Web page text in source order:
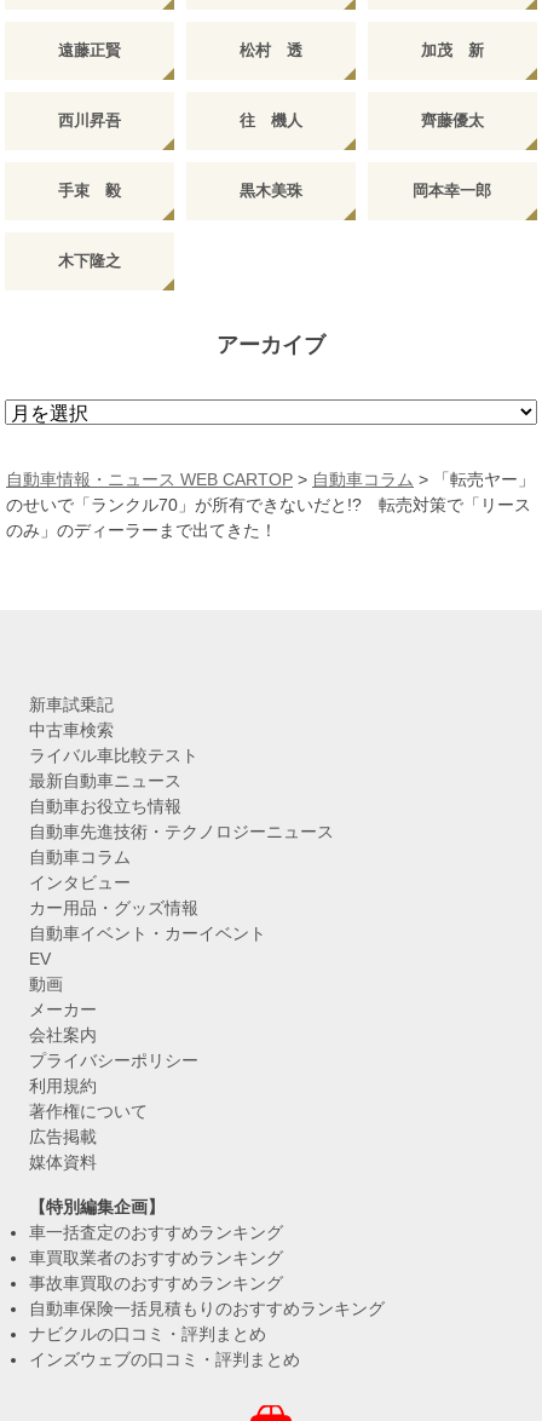
遠藤正賢 松村 透 加茂 新
西川昇吾 往 機人 齊藤優太
手束 毅 黒木美珠 岡本幸一郎
木下隆之
アーカイブ
ア
カ
イ
ブ
自動車情報・ニュース WEB CARTOP > 自動車コラム >
「転売ヤー」
のせいで「ランクル70」が所有できないだと!? 転売対策で「リース
のみ」のディーラーまで出てきた！
新車試乗記
中古車検索
ライバル車比較テスト
最新自動車ニュース
自動車お役立ち情報
自動車先進技術・テクノロジーニュース
自動車コラム
インタビュー
カー用品・グッズ情報
自動車イベント・カーイベント
EV
動画
メーカー
会社案内
プライバシーポリシー
利用規約
著作権について
広告掲載
媒体資料
【特別編集企画】
車一括査定のおすすめランキング
車買取業者のおすすめランキング
事故車買取のおすすめランキング
自動車保険一括見積もりのおすすめランキング
ナビクルの口コミ・評判まとめ
インズウェブの口コミ・評判まとめ